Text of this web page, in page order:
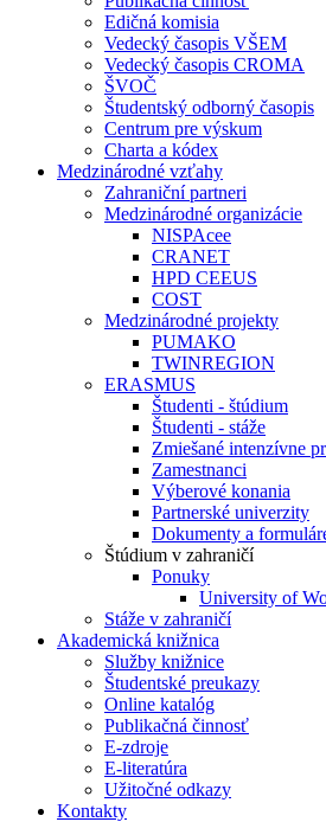
Edičná komisia
Vedecký časopis VŠEM
Vedecký časopis CROMA
ŠVOČ
Študentský odborný časopis
Centrum pre výskum
Charta a kódex
Medzinárodné vzťahy
Zahraniční partneri
Medzinárodné organizácie
NISPAcee
CRANET
HPD CEEUS
COST
Medzinárodné projekty
PUMAKO
TWINREGION
ERASMUS
Študenti - štúdium
Študenti - stáže
Zmiešané intenzívne
Zamestnanci
Výberové konania
Partnerské univerzity
Dokumenty a
Štúdium v zahraničí
Ponuky
University of
Stáže v zahraničí
Akademická knižnica
Služby knižnice
Študentské preukazy
Online katalóg
Publikačná činnosť
E-zdroje
E-literatúra
Užitočné odkazy
Kontakty